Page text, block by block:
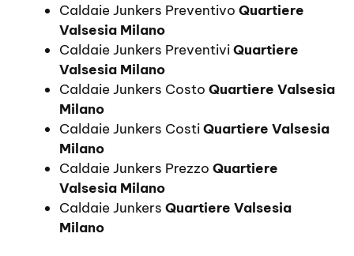
Caldaie Junkers Preventivo Quartiere
Valsesia Milano
Caldaie Junkers PreventiviQuartiere
Valsesia Milano
Caldaie Junkers Costo Quartiere Valsesia
Milano
Caldaie Junkers CostiQuartiere Valsesia
Milano
Caldaie Junkers Prezzo Quartiere
Valsesia Milano
Caldaie Junkers Quartiere Valsesia
Milano